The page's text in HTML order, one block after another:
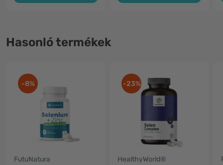
Hasonló termékek
-8%
FutuNatura
-23%
HealthyWorld®